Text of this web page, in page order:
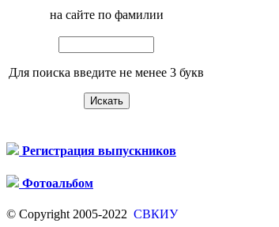
на сайте по фамилии
Для поиска введите не менее 3 букв
Регистрация выпускников
Фотоальбом
© Copyright 2005-2022 СВКИУ